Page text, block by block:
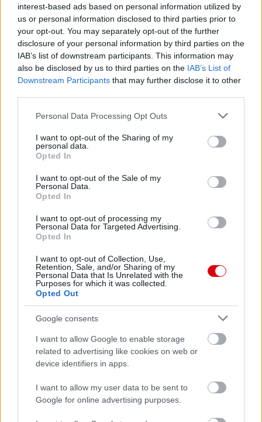
interest-based ads based on personal information utilized by
us or personal information disclosed to third parties prior to
your opt-out. You may separately opt-out of the further
disclosure of your personal information by third parties on the
IAB’s list of downstream participants. This information may
also be disclosed by us to third parties on the IAB’s List of
Downstream Participants that may further disclose it to other
Please note that this website/app uses one or more Google
not limited to your visit or usage behaviour. You may click to
grant or deny consent to Google and its third-party tags to
use your data for below specified purposes in below Google
consent section.
Personal Data Processing Opt Outs
I want to opt-out of the Sharing of my
personal data.
Opted In
I want to opt-out of the Sale of my
Personal Data.
Opted In
I want to opt-out of processing my
Personal Data for Targeted Advertising.
Opted In
I want to opt-out of Collection, Use,
Retention, Sale, and/or Sharing of my
Personal Data that Is Unrelated with the
Purposes for which it was collected.
Opted Out
Google consents
I want to allow Google to enable storage
related to advertising like cookies on web or
device identifiers in apps.
I want to allow my user data to be sent to
Google for online advertising purposes.
Paris Saint-Germainvs
Manchester United
Felkészülési szezon 4. mérkőzés
Nya Ullevi, Göteborg
0 nap 21 óra 25 perc 11 másodperc
Leeds Unitedvs Manchester United
ELŐZŐ MÉRKŐZÉSEK
Támogatás
Támogasd adományoddal
a ManUtdFanatics.hu működését!
Kapcsolódó hírek